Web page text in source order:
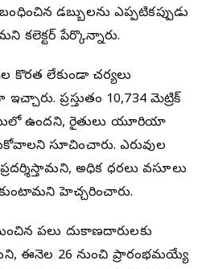
డబ్బులను ఎప్పటికప్పుడు
కలెక్టర్ పేర్కొన్నారు.
కొరత లేకుండా చర్యలు
ఇచ్చారు. ప్రస్తుతం 10,734 మెట్రిక్
ఉందని, రైతులు యూరియా
సూచించారు. ఎరువుల
అధిక ధరలు వసూలు
హెచ్చరించారు.
పలు దుకాణదారులకు
ఈనెల 26 నుంచి ప్రారంభమయ్యే